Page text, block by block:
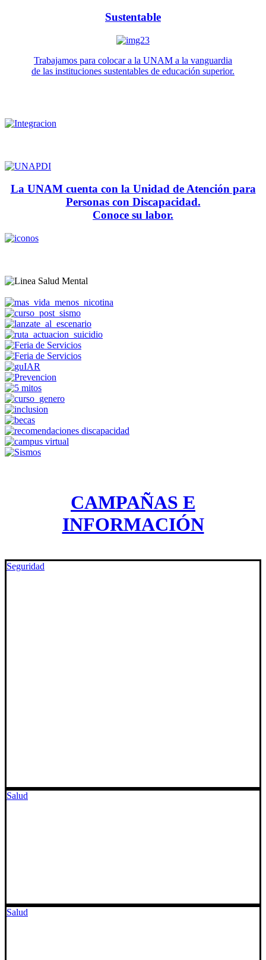
Sustentable
Trabajamos para colocar a la UNAM a la vanguardia
de las instituciones sustentables de educación superior.
La UNAM cuenta con la Unidad de Atención para
Personas con Discapacidad.
Conoce su labor.
CAMPAÑAS E
INFORMACIÓN
Seguridad
Salud
Salud